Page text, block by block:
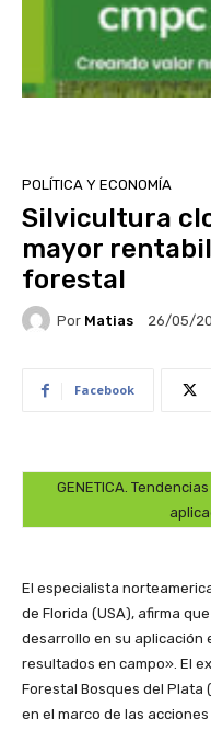
POLÍTICA Y ECONOMÍA
Silvicultura
mayor
forestal
Por Matias 26/05/
Facebook
GENETICA.
El especialista
de Florida (USA), afirma
desarrollo en su aplicación
resultados en campo». El
Forestal Bosques del Plata
en el marco de las